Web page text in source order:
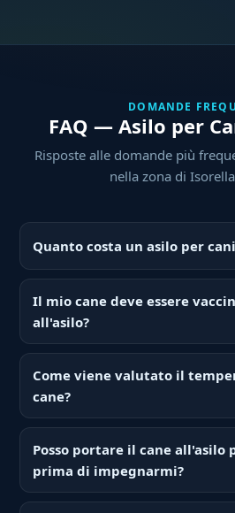
DOMANDE
FAQ — Asilo per
Risposte alle domande più
nella zona di
Quanto costa un asilo per
Il mio cane deve essere
all'asilo?
Come viene valutato il
cane?
Posso portare il cane all'asilo
prima di impegnarmi?